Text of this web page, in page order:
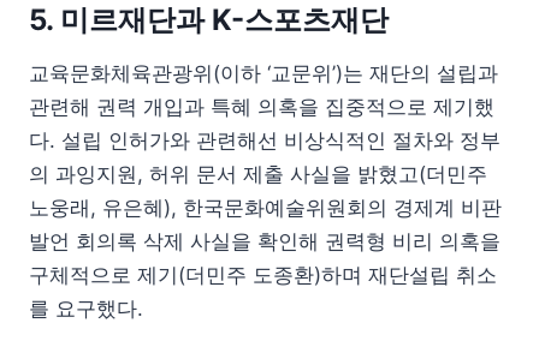
5. 미르재단과 K-스포츠재단
교육문화체육관광위(이하 ‘교문위’)는 재단의 설립과
관련해 권력 개입과 특혜 의혹을 집중적으로 제기했
다. 설립 인허가와 관련해선 비상식적인 절차와 정부
의 과잉지원, 허위 문서 제출 사실을 밝혔고(더민주
노웅래, 유은혜), 한국문화예술위원회의 경제계 비판
발언 회의록 삭제 사실을 확인해 권력형 비리 의혹을
구체적으로 제기(더민주 도종환)하며 재단설립 취소
를 요구했다.